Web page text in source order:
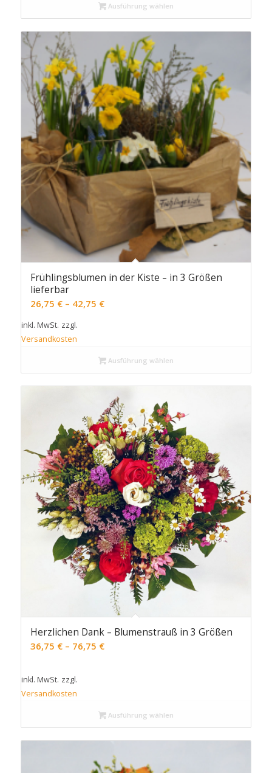
Ausführung wählen
Frühlingsblumen in der Kiste – in 3 Größen
lieferbar
26,75 €– 42,75 €
inkl. MwSt. zzgl.
Versandkosten
Ausführung wählen
Herzlichen Dank – Blumenstrauß in 3 Größen
36,75 €– 76,75 €
inkl. MwSt. zzgl.
Versandkosten
Ausführung wählen